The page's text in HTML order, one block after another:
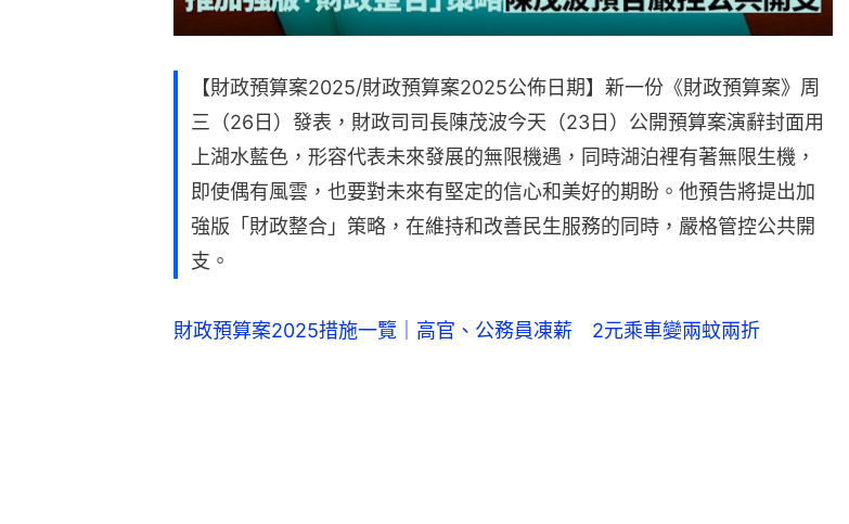
【財政預算案2025/財政預算案2025公佈日期】新一份《財政預算案》周
三（26日）發表，財政司司長陳茂波今天（23日）公開預算案演辭封面用
上湖水藍色，形容代表未來發展的無限機遇，同時湖泊裡有著無限生機，
即使偶有風雲，也要對未來有堅定的信心和美好的期盼。他預告將提出加
強版「財政整合」策略，在維持和改善民生服務的同時，嚴格管控公共開
支。
財政預算案2025措施一覽｜高官、公務員凍薪 2元乘車變兩蚊兩折